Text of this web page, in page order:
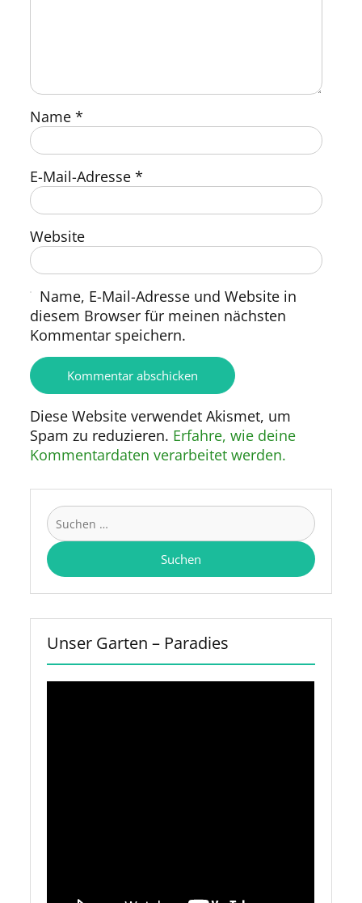
Name*
E-Mail-Adresse*
Website
Name, E-Mail-Adresse und Website in
diesem Browser für meinen nächsten
Kommentar speichern.
Diese Website verwendet Akismet, um
Spam zu reduzieren. Erfahre, wie deine
Kommentardaten verarbeitet werden.
Suchen
nach:
Unser Garten – Paradies